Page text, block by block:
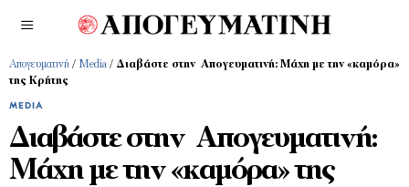
Απογευματινή / Media / Διαβάστε στην Απογευματινή: Μάχη με την «καμόρα»
της Κρήτης
MEDIA
Διαβάστε στην Απογευματινή:
Μάχη με την «καμόρα» της